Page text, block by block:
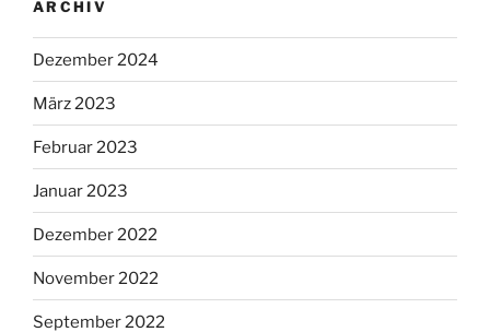
ARCHIV
Dezember 2024
März 2023
Februar 2023
Januar 2023
Dezember 2022
November 2022
September 2022